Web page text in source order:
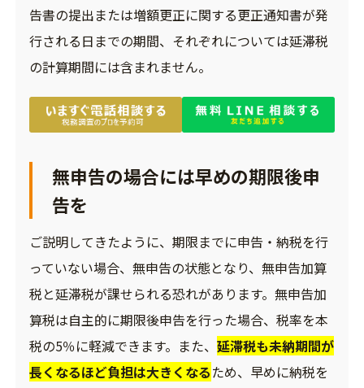
告書の提出または増額更正に関する更正通知書が発
行される日までの期間、それぞれについては延滞税
の計算期間には含まれません。
無申告の場合には早めの期限後申
告を
ご説明してきたように、期限までに申告・納税を行
っていない場合、無申告の状態となり、無申告加算
税と延滞税が課せられる恐れがあります。無申告加
算税は自主的に期限後申告を行った場合、税率を本
税の5％に軽減できます。また、 延滞税も未納期間が
長くなるほど負担は大きくなるため、早めに納税を